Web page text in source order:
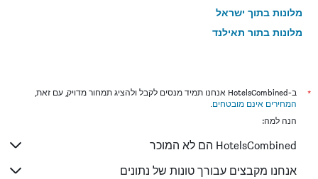
מלונות בתוך ישראל
מלונות בתוך תאילנד
*
ב-HotelsCombined אנחנו תמיד מנסים לקבל ולהציג תמחור מדויק, עם זאת,
המחירים אינם מובטחים.
הנה למה:
HotelsCombined הם לא המוכר
אנחנו מקבצים עבורך טונות של נתונים